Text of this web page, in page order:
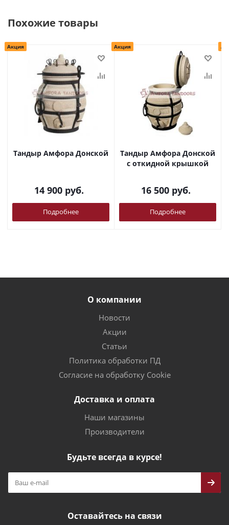
Похожие товары
Акция
Тандыр Амфора Донской
14 900 руб.
Подробнее
Акция
Тандыр Амфора Донской
с откидной крышкой
16 500 руб.
Подробнее
О компании
Новости
Акции
Статьи
Политика обработки ПД
Согласие на обработку Cookie
Доставка и оплата
Наши магазины
Производители
Будьте всегда в курсе!
Оставайтесь на связи